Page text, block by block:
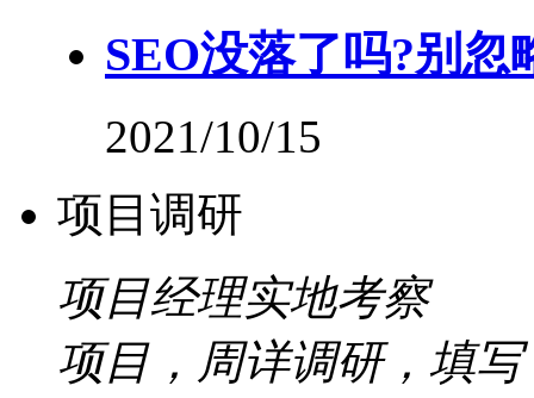
SEO没落了吗?别忽
2021/10/15
项目调研
项目经理实地考察
项目，周详调研，填写